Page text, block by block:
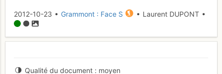
2012-10-23 • Grammont : Face S • Laurent DUPONT •
Qualité du document moyen